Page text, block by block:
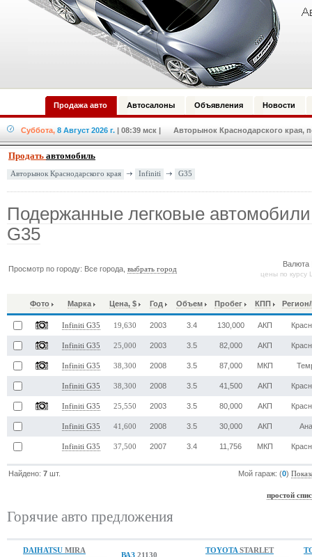
Продажа авто Автосалоны Объявления Новости
Суббота, 8 Август 2026 г. | 08:39 мск | Авторынок Краснодарского края,
Продать автомобиль
Авторынок Краснодарского края Infiniti G35
Подержанные легковые
G35
Просмотр по городу: Все города,выбрать город
цены по
Фото Марка Цена, $ Год Объем Пробег КПП
Infiniti G35 19,630 2003 3.4 130,000 АКП
Infiniti G35 25,000 2003 3.5 82,000 АКП
Infiniti G35 38,300 2008 3.5 87,000 МКП
Infiniti G35 38,300 2008 3.5 41,500 АКП
Infiniti G35 25,550 2003 3.5 80,000 АКП
Infiniti G35 41,600 2008 3.5 30,000 АКП
Infiniti G35 37,500 2007 3.4 11,756 МКП
Найдено:7 шт. Мой гараж: (0)
простой
Горячие авто предложения
DAIHATSU MIRA
ВАЗ 21130
TOYOTA STARLET